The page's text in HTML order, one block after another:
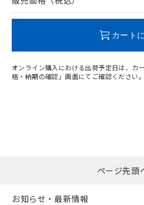
カート
オンライン購入における出荷予定日は、カ
格・納期の確認」画面にてご確認ください。
ページ先頭
お知らせ・最新情報